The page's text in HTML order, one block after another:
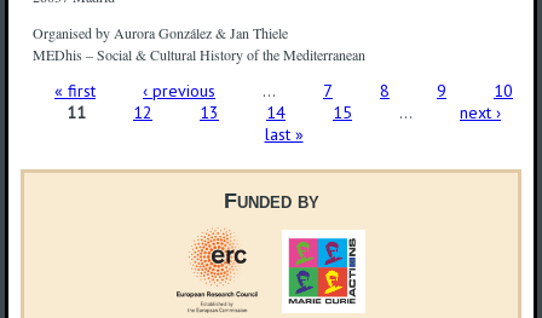
Organised by Aurora González & Jan Thiele
MEDhis – Social & Cultural History of the Mediterranean
Pages« first ‹ previous … 7 8 9
10
11
12 13 14 15 …
next ›
last »
Funded by